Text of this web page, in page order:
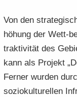
Von den
hö­hung der Wett-​
trak­ti­vi­tät des
kann als Pro­jekt
Fer­ner wur­den
so­zio­kul­tu­rel­len